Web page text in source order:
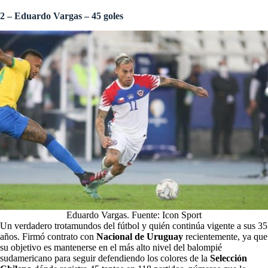
2 – Eduardo Vargas – 45 goles
Eduardo Vargas. Fuente: Icon Sport
Un verdadero trotamundos del fútbol y quién continúa vigente a sus 35
años. Firmó contrato con Nacional de Uruguay recientemente, ya que
su objetivo es mantenerse en el más alto nivel del balompié
sudamericano para seguir defendiendo los colores de la Selección